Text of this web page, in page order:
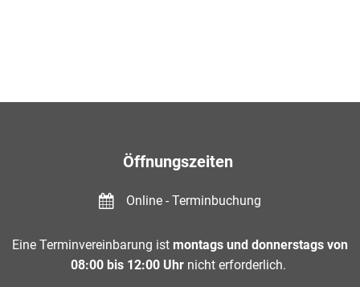
Öffnungszeiten
Online - Terminbuchung
Eine Terminvereinbarung ist montags und donnerstags von
08:00 bis 12:00 Uhr nicht erforderlich.